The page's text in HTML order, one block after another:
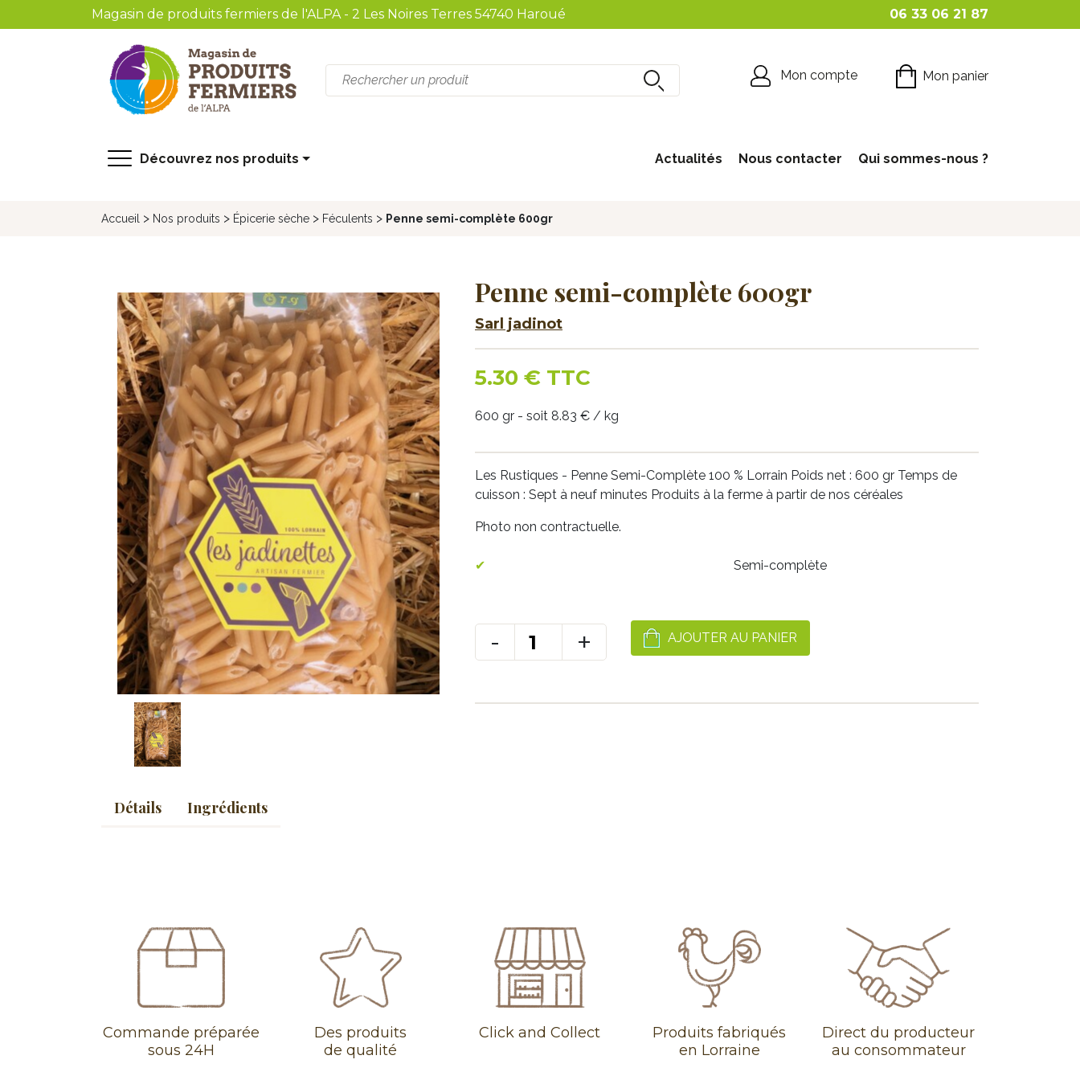
Magasin de produits fermiers de l'ALPA - 2 Les Noires Terres 54740 Haroué 06 33 06 21 87
recherche Mon compte Mon panier
Découvrez nos produits Actualités Nous contacter Qui sommes-nous ?
Accueil > Nos produits > Épicerie sèche > Féculents > Penne semi-complète 600gr
Penne semi-complète 600gr
Sarl jadinot
5.30 € TTC
600 gr - soit 8.83 € / kg
Les Rustiques - Penne Semi-Complète 100 % Lorrain Poids net : 600 gr Temps de
cuisson : Sept à neuf minutes Produits à la ferme à partir de nos céréales
Photo non contractuelle.
Semi-complète
- + AJOUTER AU PANIER
Détails Ingrédients
Commande préparée
sous 24H
Des produits
de qualité
Click and Collect
Produits fabriqués
en Lorraine
Direct du producteur
au consommateur